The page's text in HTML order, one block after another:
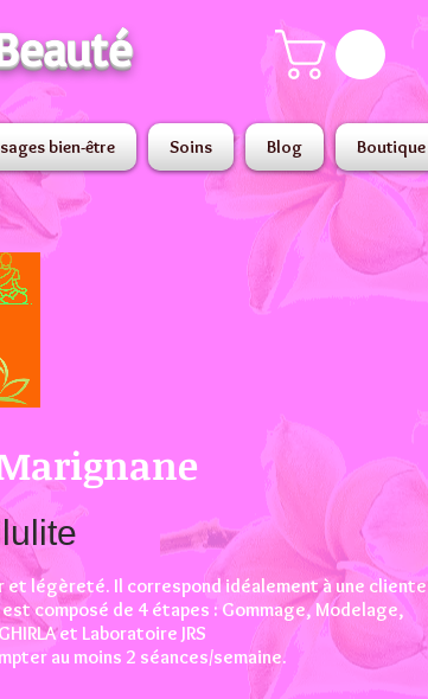
bien-être Soins Blog Boutique
et légèreté. Il correspond idéalement à une cliente
composé de 4 étapes : Gommage, Modelage,
et Laboratoire JRS
au moins 2 séances/semaine.